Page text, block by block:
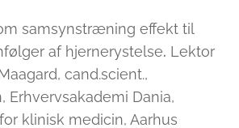
samsynstræning effekt til
af hjernerystelse. Lektor
cand.scient.,
Erhvervsakademi Dania,
klinisk medicin, Aarhus